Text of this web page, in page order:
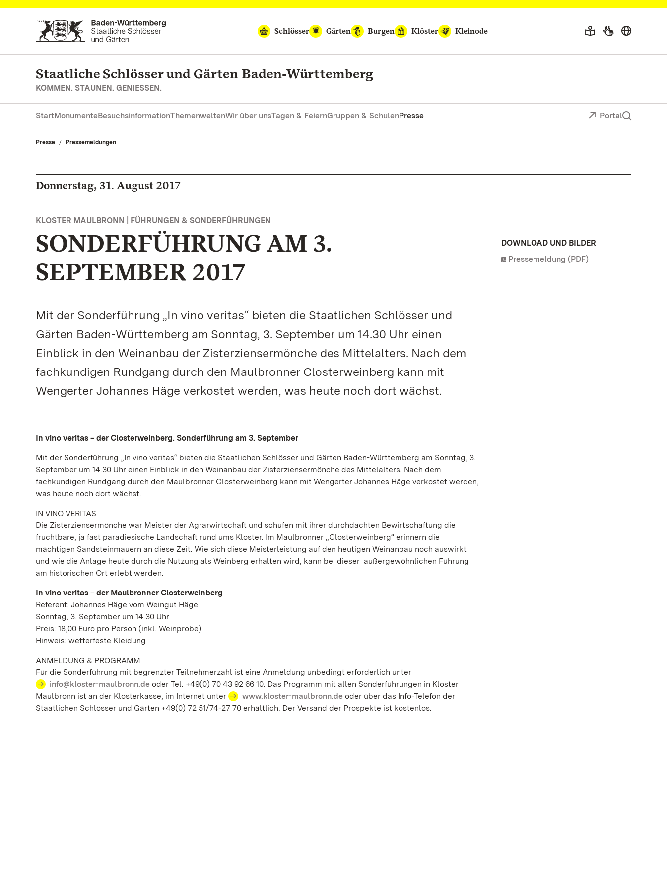
Zum Hauptinhalt springen
Schlösser
Gärten Burgen Klöster Kleinode
Staatliche Schlösser und Gärten Baden‑Württemberg
KOMMEN. STAUNEN. GENIESSEN.
StartMonumenteBesuchsinformationThemenweltenWir über unsTagen & FeiernGruppen & SchulenPresse Portal
Presse Pressemeldungen
Donnerstag, 31. August 2017
KLOSTER MAULBRONN | FÜHRUNGEN & SONDERFÜHRUNGEN
SONDERFÜHRUNG AM 3.
SEPTEMBER 2017
Mit der Sonderführung „In vino veritas“ bieten die Staatlichen Schlösser und
Gärten Baden-Württemberg am Sonntag, 3. September um 14.30 Uhr einen
Einblick in den Weinanbau der Zisterziensermönche des Mittelalters. Nach dem
fachkundigen Rundgang durch den Maulbronner Closterweinberg kann mit
Wengerter Johannes Häge verkostet werden, was heute noch dort wächst.
In vino veritas – der Closterweinberg. Sonderführung am 3. September
Mit der Sonderführung „In vino veritas“ bieten die Staatlichen Schlösser und Gärten Baden-Württemberg am Sonntag, 3.
September um 14.30 Uhr einen Einblick in den Weinanbau der Zisterziensermönche des Mittelalters. Nach dem
fachkundigen Rundgang durch den Maulbronner Closterweinberg kann mit Wengerter Johannes Häge verkostet werden,
was heute noch dort wächst.
IN VINO VERITAS
Die Zisterziensermönche war Meister der Agrarwirtschaft und schufen mit ihrer durchdachten Bewirtschaftung die
fruchtbare, ja fast paradiesische Landschaft rund ums Kloster. Im Maulbronner „Closterweinberg“ erinnern die
mächtigen Sandsteinmauern an diese Zeit. Wie sich diese Meisterleistung auf den heutigen Weinanbau noch auswirkt
und wie die Anlage heute durch die Nutzung als Weinberg erhalten wird, kann bei dieser außergewöhnlichen Führung
am historischen Ort erlebt werden.
In vino veritas – der Maulbronner Closterweinberg
Referent: Johannes Häge vom Weingut Häge
Sonntag, 3. September um 14.30 Uhr
Preis: 18,00 Euro pro Person (inkl. Weinprobe)
Hinweis: wetterfeste Kleidung
ANMELDUNG & PROGRAMM
Für die Sonderführung mit begrenzter Teilnehmerzahl ist eine Anmeldung unbedingt erforderlich unter
info@kloster-maulbronn.de oder Tel. +49(0) 70 43 92 66 10. Das Programm mit allen Sonderführungen in Kloster
Maulbronn ist an der Klosterkasse, im Internet unter
www.kloster-maulbronn.de oder über das Info-Telefon der
Staatlichen Schlösser und Gärten +49(0) 72 51/74-27 70 erhältlich. Der Versand der Prospekte ist kostenlos.
DOWNLOAD UND BILDER
Pressemeldung (PDF)